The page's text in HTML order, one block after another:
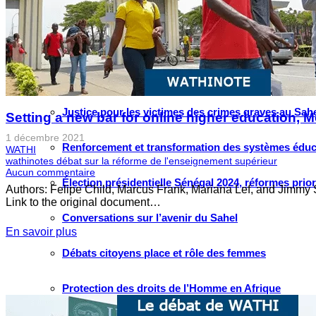
Grand large
Le choix de WATHI
PROJETS
Justice pour les victimes des crimes graves au
Renforcement et transformation des systèmes
Élection présidentielle Sénégal 2024, réformes
Conversations sur l’avenir du Sahel
Débats citoyens place et rôle des femmes
Protection des droits de l’Homme en Afrique
Setting a new bar for online higher education,
1 décembre 2021
WATHI
wathinotes débat sur la réforme de l'enseignement supérieur
Aucun commentaire
Authors: Felipe Child, Marcus Frank, Mariana Lef, and
Link to the original document…
En savoir plus